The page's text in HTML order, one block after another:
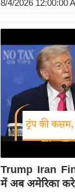
8/4/2026 12:00:00
Trump Iran
में अब अमेरिका